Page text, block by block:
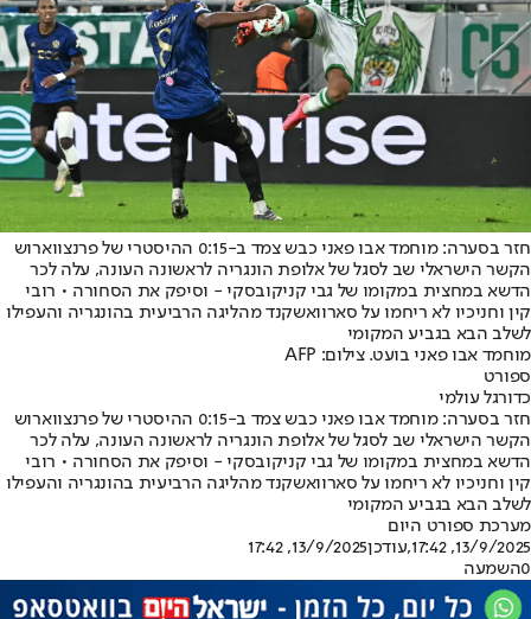
חזר בסערה: מוחמד אבו פאני כבש צמד ב-0:15 ההיסטרי של פרנצווארוש
הקשר הישראלי שב לסגל של אלופת הונגריה לראשונה העונה, עלה לכר
הדשא במחצית במקומו של גבי קניקובסקי - וסיפק את הסחורה • רובי
קין וחניכיו לא ריחמו על סארוואשקנד מהליגה הרביעית בהונגריה והעפילו
לשלב הבא בגביע המקומי
מוחמד אבו פאני בועט. צילום: AFP
ספורט
כדורגל עולמי
חזר בסערה: מוחמד אבו פאני כבש צמד ב-0:15 ההיסטרי של פרנצווארוש
הקשר הישראלי שב לסגל של אלופת הונגריה לראשונה העונה, עלה לכר
הדשא במחצית במקומו של גבי קניקובסקי - וסיפק את הסחורה • רובי
קין וחניכיו לא ריחמו על סארוואשקנד מהליגה הרביעית בהונגריה והעפילו
לשלב הבא בגביע המקומי
מערכת ספורט היום
13/9/2025, 17:42
,עודכן13/9/2025, 17:42
0השמעה